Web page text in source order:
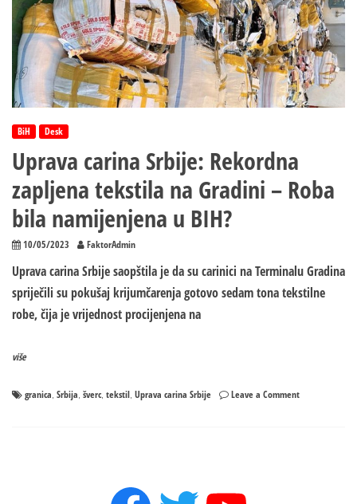
BiH Desk
Uprava carina Srbije: Rekordna
zapljena tekstila na Gradini – Roba
bila namijenjena u BIH?
10/05/2023 FaktorAdmin
Uprava carina Srbije saopštila je da su carinici na Terminalu Gradina
spriječili su pokušaj krijumčarenja gotovo sedam tona tekstilne
robe, čija je vrijednost procijenjena na
više
granica, Srbija, šverc, tekstil, Uprava carina Srbije Leave a Commenton